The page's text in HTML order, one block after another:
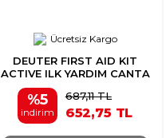
Ücretsiz Kargo
DEUTER FIRST AID KIT
ACTIVE ILK YARDIM CANTA
%5
indirim
687,11 TL
652,75 TL